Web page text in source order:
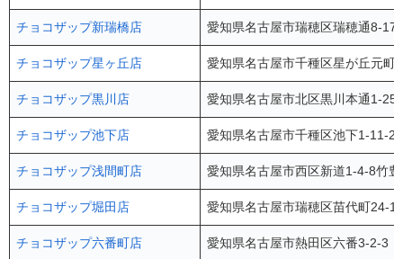
チョコザップ新瑞橋店 愛知県名古屋市瑞穂区瑞穂通8-
チョコザップ星ヶ丘店 愛知県名古屋市千種区星が丘元
チョコザップ黒川店 愛知県名古屋市北区黒川本通1-
チョコザップ池下店 愛知県名古屋市千種区池下1-11-
チョコザップ浅間町店 愛知県名古屋市西区新道1-4-8竹
チョコザップ堀田店 愛知県名古屋市瑞穂区苗代町
チョコザップ六番町店 愛知県名古屋市熱田区六番3-2-